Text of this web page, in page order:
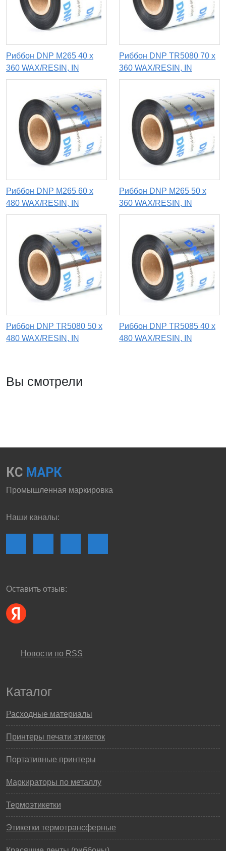
Риббон DNP M265 40 x
360 WAX/RESIN, IN
Риббон DNP TR5080 70 х
360 WAX/RESIN, IN
Риббон DNP M265 60 х
480 WAX/RESIN, IN
Риббон DNP M265 50 х
360 WAX/RESIN, IN
Риббон DNP TR5080 50 х
480 WAX/RESIN, IN
Риббон DNP TR5085 40 x
480 WAX/RESIN, IN
Вы смотрели
КС МАРК
Промышленная маркировка
Наши каналы:
Оставить отзыв:
Новости по RSS
Каталог
Расходные материалы
Принтеры печати этикеток
Портативные принтеры
Маркираторы по металлу
Термоэтикетки
Этикетки термотрансферные